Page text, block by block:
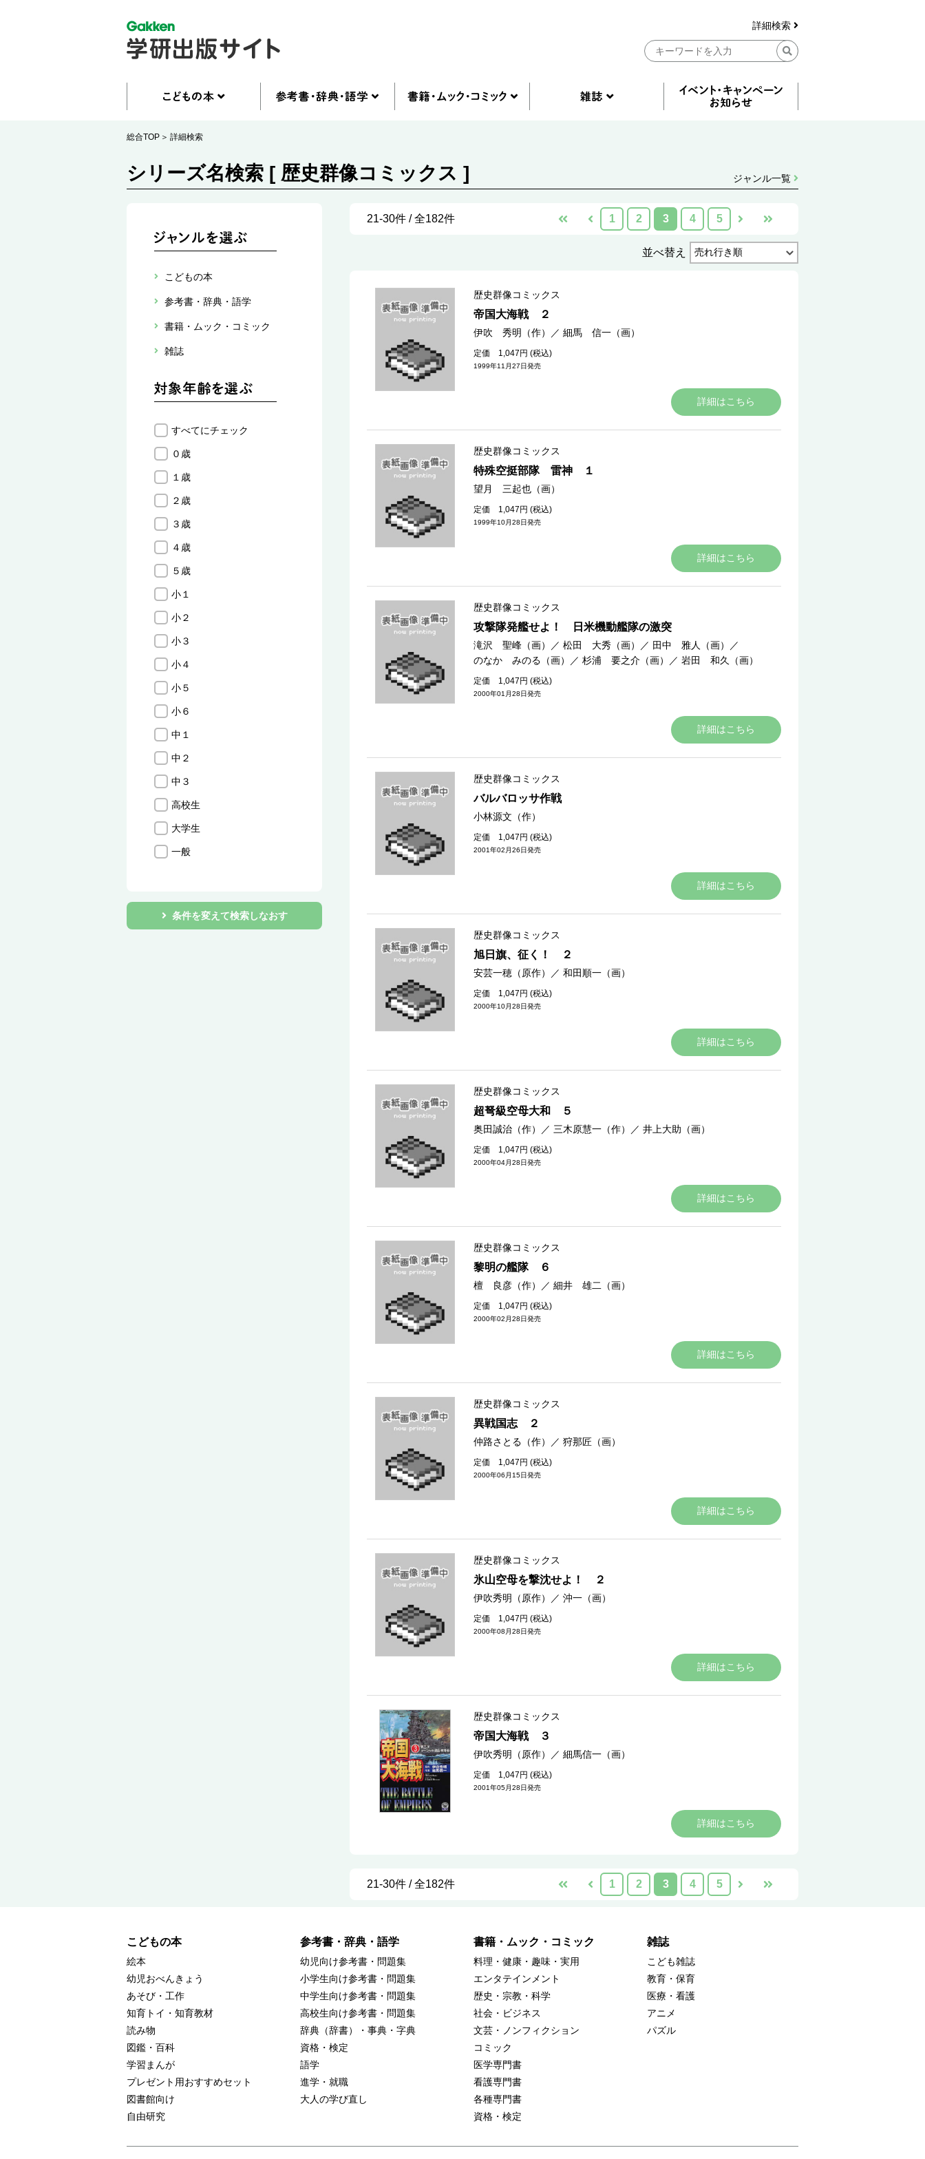
詳細検索
総合TOP 詳細検索
シリーズ名検索 [ 歴史群像コミックス ] ジャンル一覧
こどもの本
参考書・辞典・語学
書籍・ムック・コミック
雑誌
すべてにチェック
０歳
１歳
２歳
３歳
４歳
５歳
小１
小２
小３
小４
小５
小６
中１
中２
中３
高校生
大学生
一般
条件を変えて検索しなおす
21-30件 / 全182件 1 2 3 4 5
並べ替え
歴史群像コミックス
帝国大海戦 ２
伊吹 秀明（作） ／ 細馬 信一（画）
定価 1,047円 (税込)
1999年11月27日発売
詳細はこちら
歴史群像コミックス
特殊空挺部隊 雷神 １
望月 三起也（画）
定価 1,047円 (税込)
1999年10月28日発売
詳細はこちら
歴史群像コミックス
攻撃隊発艦せよ！ 日米機動艦隊の激突
滝沢 聖峰（画） ／ 松田 大秀（画） ／ 田中 雅人（画）
／
のなか みのる（画）
／ 杉浦 要之介（画） ／ 岩田 和久（画）
定価 1,047円 (税込)
2000年01月28日発売
詳細はこちら
歴史群像コミックス
バルバロッサ作戦
小林源文（作）
定価 1,047円 (税込)
2001年02月26日発売
詳細はこちら
歴史群像コミックス
旭日旗、征く！ ２
安芸一穂（原作） ／ 和田順一（画）
定価 1,047円 (税込)
2000年10月28日発売
詳細はこちら
歴史群像コミックス
超弩級空母大和 ５
奥田誠治（作） ／ 三木原慧一（作） ／ 井上大助（画）
定価 1,047円 (税込)
2000年04月28日発売
詳細はこちら
歴史群像コミックス
黎明の艦隊 ６
檀 良彦（作） ／ 細井 雄二（画）
定価 1,047円 (税込)
2000年02月28日発売
詳細はこちら
歴史群像コミックス
異戦国志 ２
仲路さとる（作） ／ 狩那匠（画）
定価 1,047円 (税込)
2000年06月15日発売
詳細はこちら
歴史群像コミックス
氷山空母を撃沈せよ！ ２
伊吹秀明（原作） ／ 沖一（画）
定価 1,047円 (税込)
2000年08月28日発売
詳細はこちら
歴史群像コミックス
帝国大海戦 ３
伊吹秀明（原作） ／ 細馬信一（画）
定価 1,047円 (税込)
2001年05月28日発売
詳細はこちら
21-30件 / 全182件 1 2 3 4 5
こどもの本
絵本
幼児おべんきょう
あそび・工作
知育トイ・知育教材
読み物
図鑑・百科
学習まんが
プレゼント用おすすめセット
図書館向け
自由研究
参考書・辞典・語学
幼児向け参考書・問題集
小学生向け参考書・問題集
中学生向け参考書・問題集
高校生向け参考書・問題集
辞典（辞書）・事典・字典
資格・検定
語学
進学・就職
大人の学び直し
書籍・ムック・コミック
料理・健康・趣味・実用
エンタテインメント
歴史・宗教・科学
社会・ビジネス
文芸・ノンフィクション
コミック
医学専門書
看護専門書
各種専門書
資格・検定
雑誌
こども雑誌
教育・保育
医療・看護
アニメ
パズル